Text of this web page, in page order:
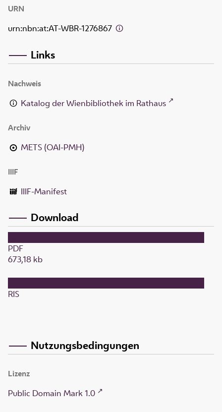
URN
urn:nbn:at:AT-WBR-1276867
Links
Nachweis
Katalog der Wienbibliothek im Rathaus
Archiv
METS (OAI-PMH)
IIIF
IIIF-Manifest
Download
PDF
673,18 kb
RIS
Nutzungsbedingungen
Lizenz
Public Domain Mark 1.0